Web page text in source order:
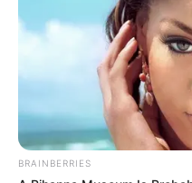
Katak yang Bikin
Gemes
BRAINBERRIES